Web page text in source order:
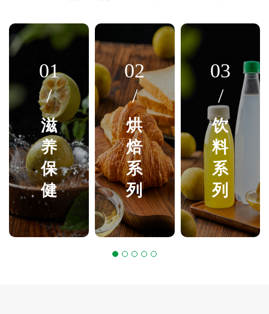
01
/
滋
养
保
健
02
/
烘
焙
系
列
03
/
饮
料
系
列